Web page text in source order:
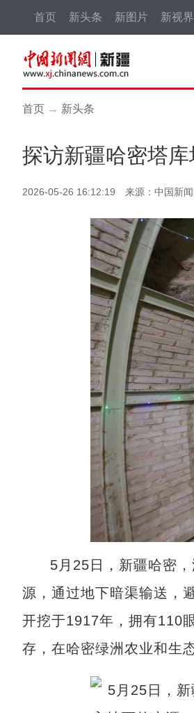
首页 新头条 新图片 新视界
首页 → 新头条
探访新疆哈密塔
2026-05-26 16:12:19 来源：中国新闻
5月25日，新疆哈密
源，通过地下暗渠输送，
开挖于1917年，拥有110
存，在哈密绿洲农业和生